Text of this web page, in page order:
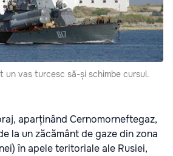
un vas turcesc să-și schimbe cursul.
aparținând Cernomorneftegaz,
la un zăcământ de gaze din zona
în apele teritoriale ale Rusiei,